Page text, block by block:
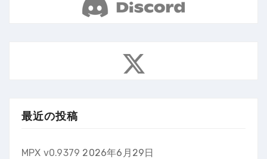
最近の投稿
MPX v0.9379 2026年6月29日